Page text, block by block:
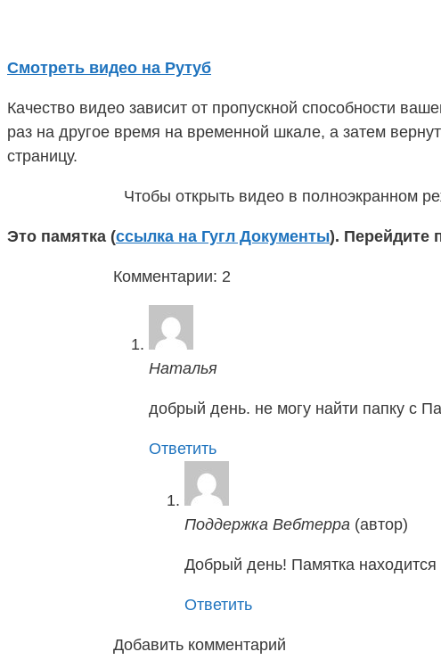
Смотреть видео на Рутуб
Качество видео зависит от пропускной способности
раз на другое время на временной шкале, а затем
страницу.
Чтобы открыть видео в полноэкранном
Это памятка (ссылка на Гугл Документы). Перейдите
Комментарии: 2
Наталья
добрый день. не могу найти папку с
Ответить
Поддержка Вебтерра (автор)
Добрый день! Памятка
Ответить
Добавить комментарий